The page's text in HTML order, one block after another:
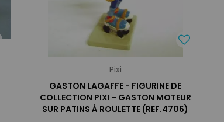
Pixi
GASTON LAGAFFE - FIGURINE DE
COLLECTION PIXI - GASTON MOTEUR
SUR PATINS À ROULETTE (REF.4706)